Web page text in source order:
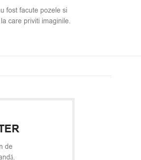
fost facute pozele si
care priviti imaginile.
de